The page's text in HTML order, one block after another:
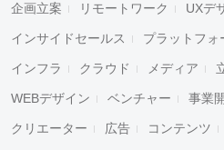
企画立案 リモートワーク UXデ
インサイドセールス プラットフォ
インフラ クラウド メディア
WEBデザイン ベンチャー 事業
クリエーター 広告 コンテンツ